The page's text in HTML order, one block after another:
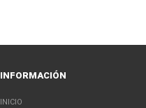
INFORMACIÓN
INICIO